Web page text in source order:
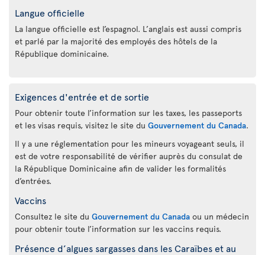
Langue officielle
La langue officielle est l’espagnol. L’anglais est aussi compris
et parlé par la majorité des employés des hôtels de la
République dominicaine.
Exigences d'entrée et de sortie
Pour obtenir toute l’information sur les taxes, les passeports
et les visas requis, visitez le site du Gouvernement du Canada.
Il y a une réglementation pour les mineurs voyageant seuls, il
est de votre responsabilité de vérifier auprès du consulat de
la République Dominicaine afin de valider les formalités
d’entrées.
Vaccins
Consultez le site du Gouvernement du Canada ou un médecin
pour obtenir toute l’information sur les vaccins requis.
Présence d’algues sargasses dans les Caraïbes et au